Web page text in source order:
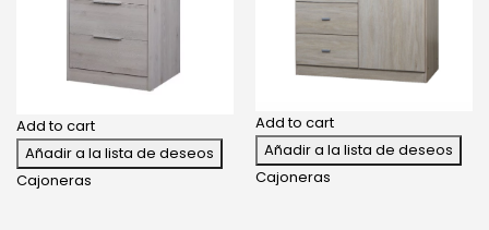
Add to cart
Añadir a la lista de deseos
Cajoneras
Add to cart
Añadir a la lista de deseos
Cajoneras